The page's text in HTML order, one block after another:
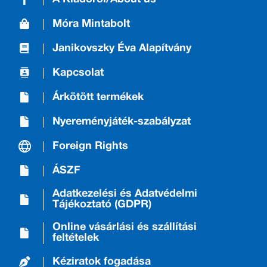
Móra Mintabolt
Janikovszky Éva Alapítvány
Kapcsolat
Árkötött termékek
Nyereményjáték-szabályzat
Foreign Rights
ÁSZF
Adatkezelési és Adatvédelmi
Tájékoztató (GDPR)
Online vásárlási és szállítási
feltételek
Kéziratok fogadása